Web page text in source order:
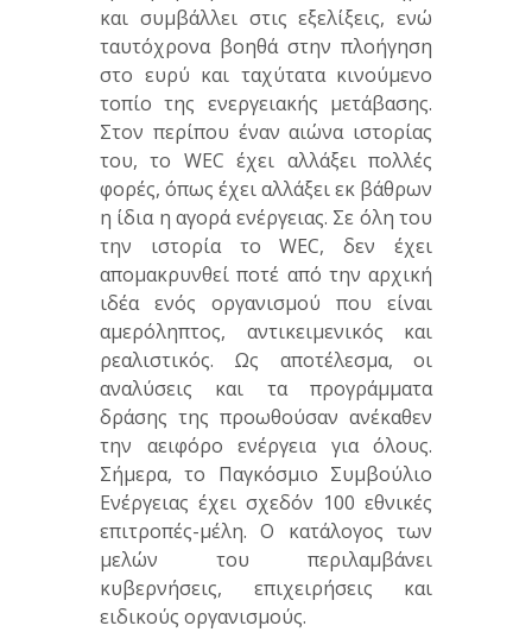
και συμβάλλει στις εξελίξεις, ενώ
ταυτόχρονα βοηθά στην πλοήγηση
στο ευρύ και ταχύτατα κινούμενο
τοπίο της ενεργειακής μετάβασης.
Στον περίπου έναν αιώνα ιστορίας
του, το WEC έχει αλλάξει πολλές
φορές, όπως έχει αλλάξει εκ βάθρων
η ίδια η αγορά ενέργειας. Σε όλη του
την ιστορία το WEC, δεν έχει
απομακρυνθεί ποτέ από την αρχική
ιδέα ενός οργανισμού που είναι
αμερόληπτος, αντικειμενικός και
ρεαλιστικός. Ως αποτέλεσμα, οι
αναλύσεις και τα προγράμματα
δράσης της προωθούσαν ανέκαθεν
την αειφόρο ενέργεια για όλους.
Σήμερα, το Παγκόσμιο Συμβούλιο
Ενέργειας έχει σχεδόν 100 εθνικές
επιτροπές-μέλη. Ο κατάλογος των
μελών του περιλαμβάνει
κυβερνήσεις, επιχειρήσεις και
ειδικούς οργανισμούς.